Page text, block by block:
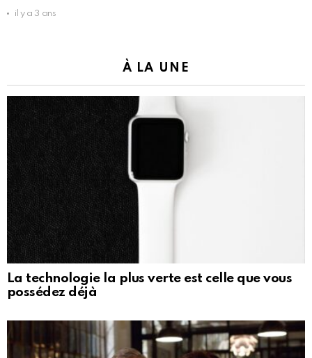
il y a 3 ans
À LA UNE
La technologie la plus verte est celle que vous
possédez déjà